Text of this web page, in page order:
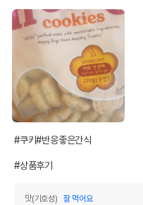
#쿠키#반응좋은간식
#상품후기
맛(기호성)
잘 먹어요